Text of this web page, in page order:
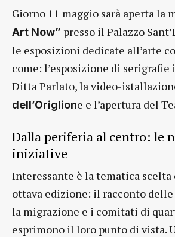
Giorno 11 maggio sarà aperta la
Art Now” presso il Palazzo
le esposizioni dedicate all’arte
come: l’esposizione di serigrafie
Ditta Parlato, la video-
dell’Origlione e l’apertura del
Dalla periferia al centro: le
iniziative
Interessante è la tematica scelta
ottava edizione: il racconto
la migrazione e i comitati di
esprimono il loro punto di vista.